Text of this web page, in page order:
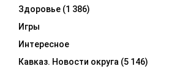
Здоровье (1 386)
Игры
Интересное
Кавказ. Новости округа (5 146)